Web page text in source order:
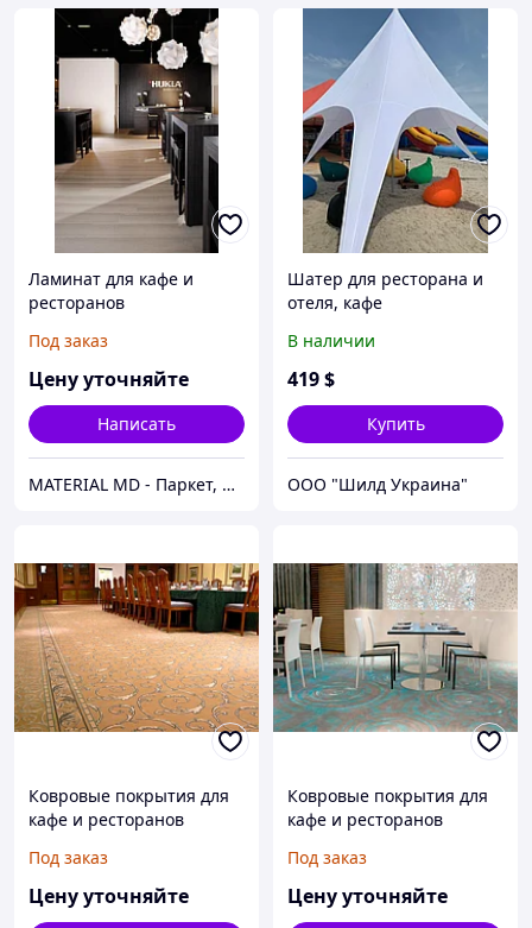
Ламинат для кафе и
ресторанов
Под заказ
Цену уточняйте
Написать
MATERIAL MD - Паркет, Напольные покрытия, Подвесные потолки, Фасады, Parchet, Parket, Linoleum
Шатер для ресторана и
отеля, кафе
В наличии
419$
Купить
ООО "Шилд Украина"
Ковровые покрытия для
кафе и ресторанов
Под заказ
Цену уточняйте
Ковровые покрытия для
кафе и ресторанов
Под заказ
Цену уточняйте